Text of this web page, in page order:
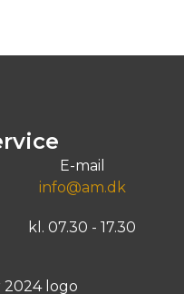
E-mail
info@am.dk
kl. 07.30 - 17.30